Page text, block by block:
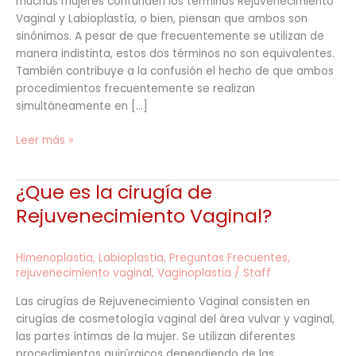
Vaginal y Labioplastía, o bien, piensan que ambos son
sinónimos. A pesar de que frecuentemente se utilizan de
manera indistinta, estos dos términos no son equivalentes.
También contribuye a la confusión el hecho de que ambos
procedimientos frecuentemente se realizan
simultáneamente en […]
Leer más »
¿Que es la cirugía de
Rejuvenecimiento Vaginal?
Himenoplastia, Labioplastia, Preguntas Frecuentes,
rejuvenecimiento vaginal, Vaginoplastia / Staff
Las cirugías de Rejuvenecimiento Vaginal consisten en
cirugías de cosmetología vaginal del área vulvar y vaginal,
las partes íntimas de la mujer. Se utilizan diferentes
¿Que
es
la
de
Rejuvenecimiento
Vaginal?